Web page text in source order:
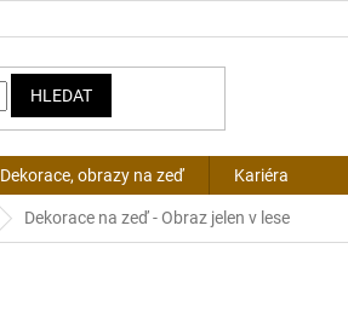
HLEDAT
Dekorace, obrazy na zeď Kariéra
Dekorace na zeď - Obraz jelen v lese